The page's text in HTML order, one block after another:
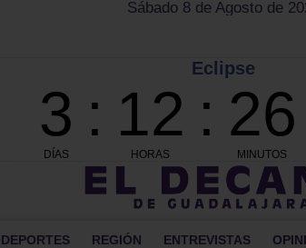
Sábado 8 de Agosto de
DEPORTES REGIÓN ENTREVISTAS